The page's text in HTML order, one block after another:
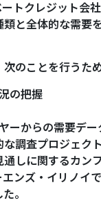
トクレジット会
と全体的な需要
のことを行うた
の把握
ーからの需要デ
調査プロジェク
しに関するカン
ンズ・イリノイ
。